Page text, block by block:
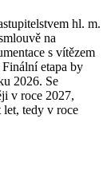
hl. m.
na
s vítězem
etapa by
2026. Se
v roce 2027,
let, tedy v roce